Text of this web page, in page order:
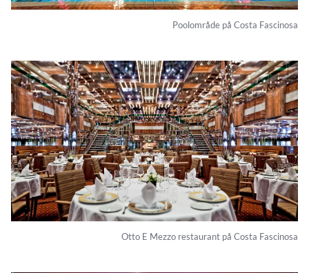
Poolområde på Costa Fascinosa
Otto E Mezzo restaurant på Costa Fascinosa